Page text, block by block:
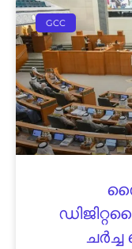
GCC